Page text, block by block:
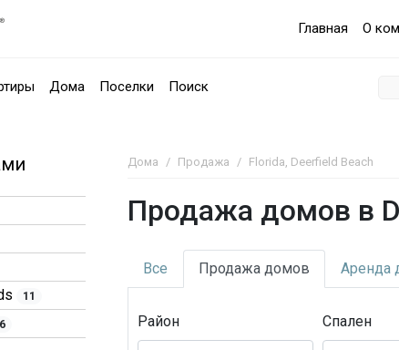
Главная О
Дома Поселки Поиск
11
Дома Продажа Florida, Deerfield Beach
Продажа домов в
Все Продажа домов Аренда
Район Спален